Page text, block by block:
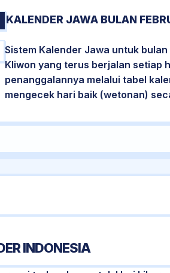
KALENDER JAWA BULAN
Sistem Kalender Jawa untuk
Kliwon yang terus berjalan setiap
penanggalannya melalui tabel
mengecek hari baik (wetonan)
INDONESIA